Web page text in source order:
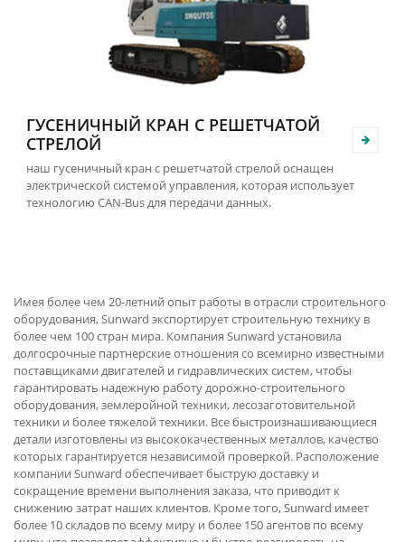
ГУСЕНИЧНЫЙ КРАН С РЕШЕТЧАТОЙ
СТРЕЛОЙ
наш гусеничный кран с решетчатой стрелой оснащен
электрической системой управления, которая использует
технологию CAN-Bus для передачи данных.
Имея более чем 20-летний опыт работы в отрасли строительного
оборудования, Sunward экспортирует строительную технику в
более чем 100 стран мира. Компания Sunward установила
долгосрочные партнерские отношения со всемирно известными
поставщиками двигателей и гидравлических систем, чтобы
гарантировать надежную работу дорожно-строительного
оборудования, землеройной техники, лесозаготовительной
техники и более тяжелой техники. Все быстроизнашивающиеся
детали изготовлены из высококачественных металлов, качество
которых гарантируется независимой проверкой. Расположение
компании Sunward обеспечивает быструю доставку и
сокращение времени выполнения заказа, что приводит к
снижению затрат наших клиентов. Кроме того, Sunward имеет
более 10 складов по всему миру и более 150 агентов по всему